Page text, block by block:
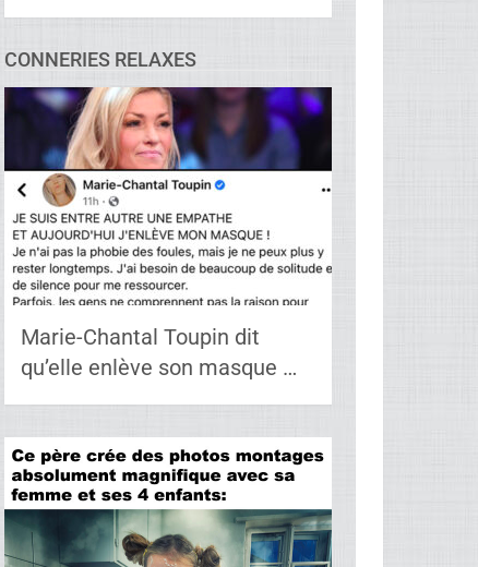
CONNERIES RELAXES
Marie-Chantal Toupin dit
qu’elle enlève son masque …